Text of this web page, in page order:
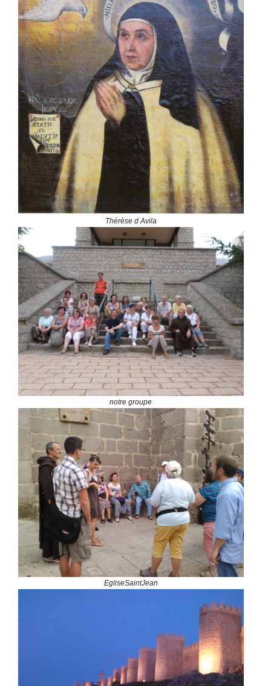
Thérèse d Avila
notre groupe
EgliseSaintJean